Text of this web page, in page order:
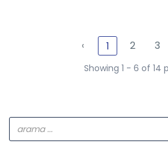
‹ 1 2 3
Showing 1 - 6 of 14